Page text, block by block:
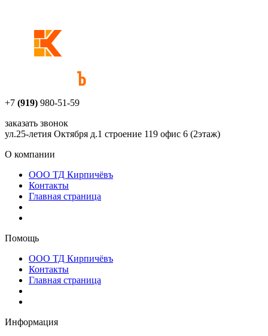
+7 (919) 980-51-59
заказать звонок
ул.25-летия Октября д.1 строение 119 офис 6 (2этаж)
О компании
ООО ТД Кирпичёвъ
Контакты
Главная страница
Помощь
ООО ТД Кирпичёвъ
Контакты
Главная страница
Информация